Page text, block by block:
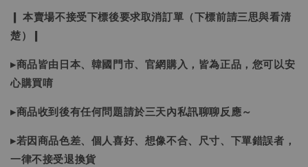
❙ 本賣場不接受下標後要求取消訂單（下標前請三思與看清
楚）❙
▸商品皆由日本、韓國門市、官網購入，皆為正品，您可以安
心購買唷
▸商品收到後有任何問題請於三天內私訊聊聊反應～
▸若因商品色差、個人喜好、想像不合、尺寸、下單錯誤者，
一律不接受退換貨